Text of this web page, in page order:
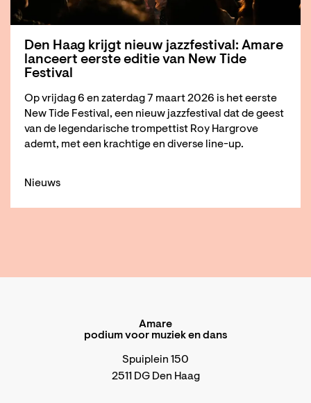
Den Haag krijgt nieuw jazzfestival: Amare
lanceert eerste editie van New Tide
Festival
Op vrijdag 6 en zaterdag 7 maart 2026 is het eerste
New Tide Festival, een nieuw jazzfestival dat de geest
van de legendarische trompettist Roy Hargrove
ademt, met een krachtige en diverse line-up.
Nieuws
Amare
podium voor muziek en dans
Spuiplein 150
2511 DG Den Haag